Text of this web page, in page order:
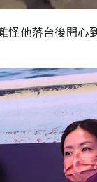
怪他落台後開